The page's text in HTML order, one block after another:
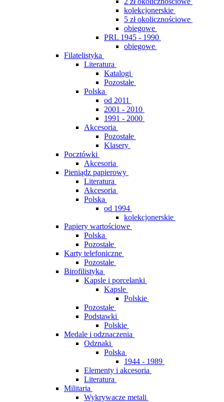
kolekcjonerskie
5 zł okolicznościowe
obiegowe
PRL 1945 - 1990
obiegowe
Filatelistyka
Literatura
Katalogi
Pozostałe
Polska
od 2011
2001 - 2010
1991 - 2000
Akcesoria
Pozostałe
Klasery
Pocztówki
Akcesoria
Pieniądz papierowy
Literatura
Akcesoria
Polska
od 1994
kolekcjonerskie
Papiery wartościowe
Polska
Pozostałe
Karty telefoniczne
Pozostałe
Birofilistyka
Kapsle i porcelanki
Kapsle
Polskie
Pozostałe
Podstawki
Polskie
Medale i odznaczenia
Odznaki
Polska
1944 - 1989
Elementy i akcesoria
Literatura
Militaria
Wykrywacze metali